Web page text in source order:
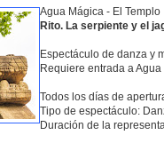
Agua Mágica - El Templo
Rito. La serpiente y el
Espectáculo de danza y
Requiere entrada a Agua
Todos los días de
Tipo de espectáculo:
Duración de la